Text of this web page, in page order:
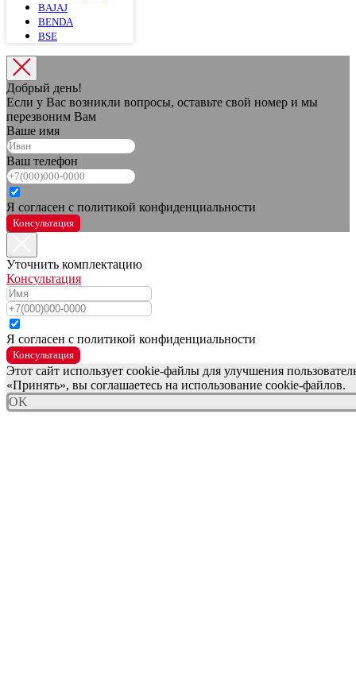
BAJAJ
BENDA
BSE
Добрый день!
Если у Вас возникли вопросы, оставьте свой номер и мы
перезвоним Вам
Ваше имя
Ваш телефон
Я согласен с политикой конфиденциальности
Консультация
Уточнить комплектацию
Консультация
Я согласен с политикой конфиденциальности
Консультация
Этот сайт использует cookie-файлы для улучшения
«Принять», вы соглашаетесь на использование cookie-файлов.
OK